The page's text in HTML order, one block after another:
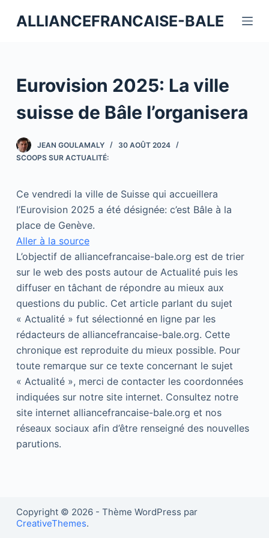
a
e
c
o
n
u
ALLIANCEFRANCAISE-BALE
Eurovision 2025: La ville
suisse de Bâle l’organisera
JEAN GOULAMALY
30 AOÛT 2024
SCOOPS SUR ACTUALITÉ:
Ce vendredi la ville de Suisse qui accueillera
l’Eurovision 2025 a été désignée: c’est Bâle à la
place de Genève.
Aller à la source
L’objectif de alliancefrancaise-bale.org est de trier
sur le web des posts autour de Actualité puis les
diffuser en tâchant de répondre au mieux aux
questions du public. Cet article parlant du sujet
« Actualité » fut sélectionné en ligne par les
rédacteurs de alliancefrancaise-bale.org. Cette
chronique est reproduite du mieux possible. Pour
toute remarque sur ce texte concernant le sujet
« Actualité », merci de contacter les coordonnées
indiquées sur notre site internet. Consultez notre
site internet alliancefrancaise-bale.org et nos
réseaux sociaux afin d’être renseigné des nouvelles
parutions.
Copyright © 2026 - Thème WordPress par
CreativeThemes.